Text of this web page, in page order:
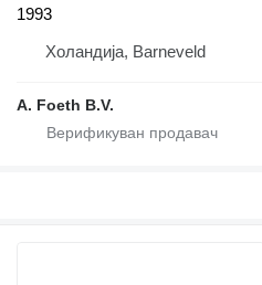
1993
Холандија, Barneveld
A. Foeth B.V.